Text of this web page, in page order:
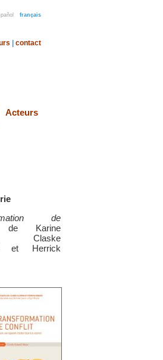
français
contact
Acteurs
de
Karine
Claske
et Herrick